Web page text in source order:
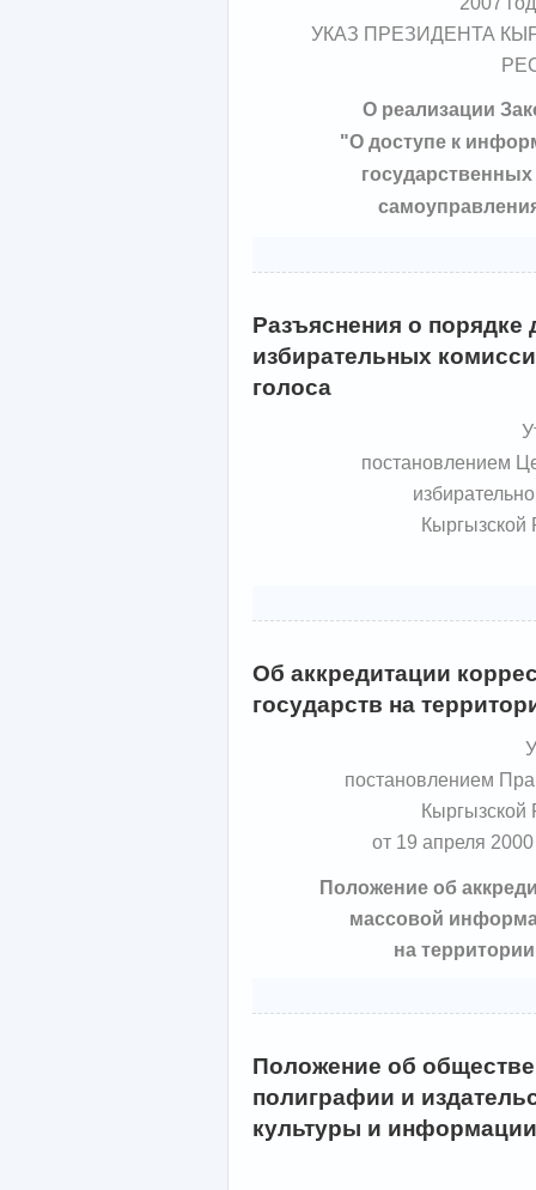
УКАЗ ПРЕЗИДЕНТА
О реализации
"О доступе к
Разъяснения о порядке
избирательных
голоса
постановлением
Кыргызской
Об аккредитации
государств на
постановлением
Кыргызской
от 19 апреля
Положение об
массовой
на
Положение об
полиграфии и
культуры и